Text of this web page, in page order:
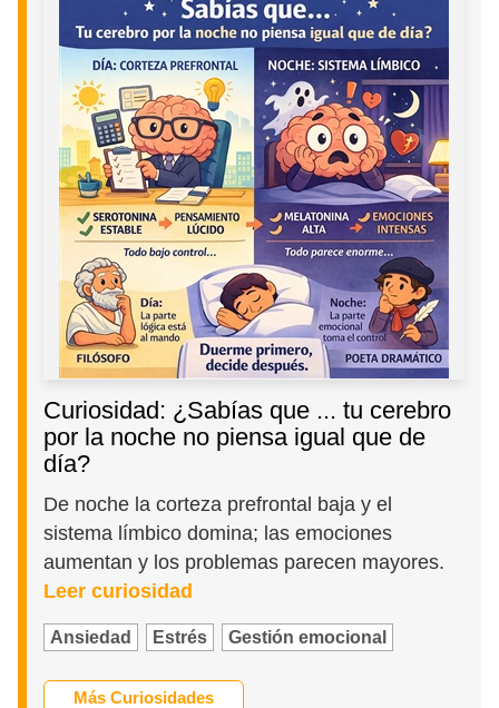
Curiosidad: ¿Sabías que ... tu cerebro
por la noche no piensa igual que de
día?
De noche la corteza prefrontal baja y el
sistema límbico domina; las emociones
aumentan y los problemas parecen mayores.
Leer curiosidad
Ansiedad Estrés Gestión emocional
Más Curiosidades